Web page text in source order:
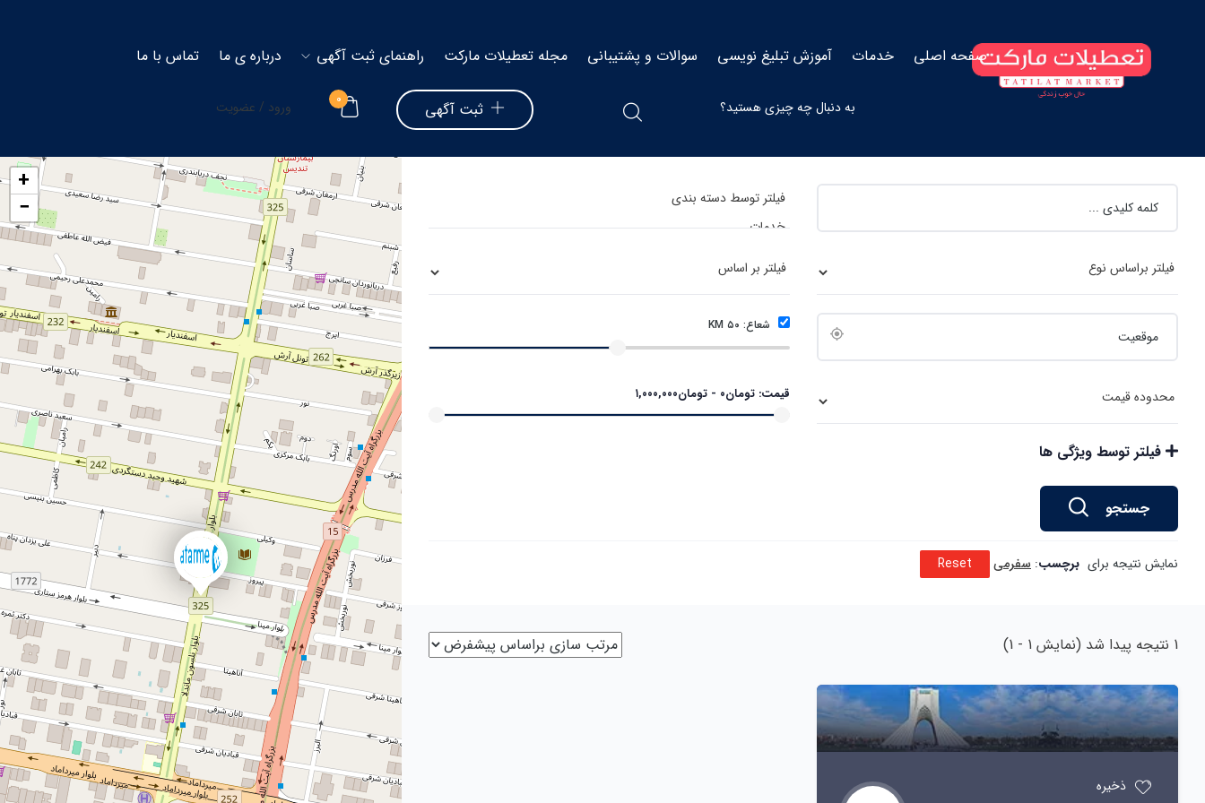
صفحه اصلی خدمات آموزش تبلیغ نویسی سوالات و پشتیبانی مجله تعطیلات مارکت راهنمای ثبت آگهی درباره ی ما تماس با ما
ثبت آگهی ۰ ورود / عضویت
شعاع: ۵۰
قیمت: تومان۰ - تومان۱,۰۰۰,۰۰۰
فیلتر توسط ویژگی ها
جستجو
نمایش نتیجه برای برچسب: سفرمی Reset
1 نتیجه پیدا شد (نمایش 1 - 1)
ذخیره
+
−